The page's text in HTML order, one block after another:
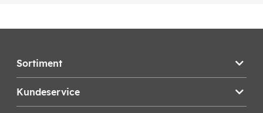
Sortiment
Kundeservice